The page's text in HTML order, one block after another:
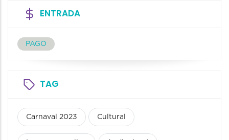
ENTRADA
PAGO
TAG
Carnaval 2023 Cultural